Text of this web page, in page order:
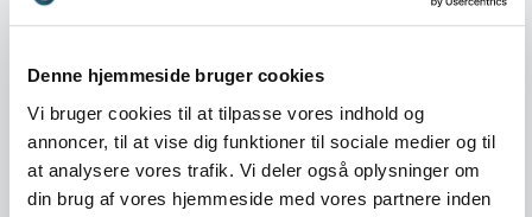
Denne hjemmeside bruger cookies
Vi bruger cookies til at tilpasse vores indhold og
annoncer, til at vise dig funktioner til sociale medier og til
at analysere vores trafik. Vi deler også oplysninger om
din brug af vores hjemmeside med vores partnere inden
hvordan mange af de kampe, vi tror, er individuelle, i
virkeligheden er fælles erfaringer.
Et mere realistisk og mildt livssyn